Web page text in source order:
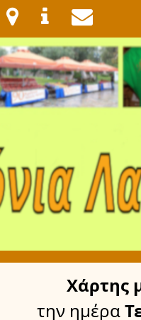
Χάρτης
την ημέρα